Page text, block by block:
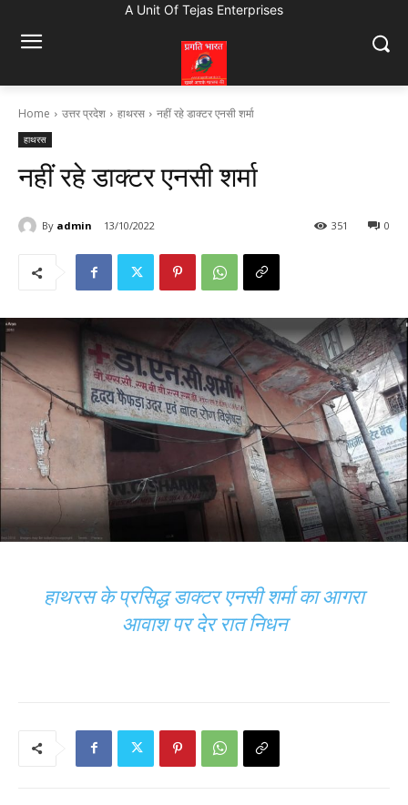
A Unit Of Tejas Enterprises
Home उत्तर प्रदेश हाथरस नहीं रहे डाक्टर एनसी शर्मा
हाथरस
नहीं रहे डाक्टर एनसी शर्मा
By admin 13/10/2022 0
351
हाथरस के प्रसिद्ध डाक्टर एनसी शर्मा का आगरा
आवाश पर देर रात निधन